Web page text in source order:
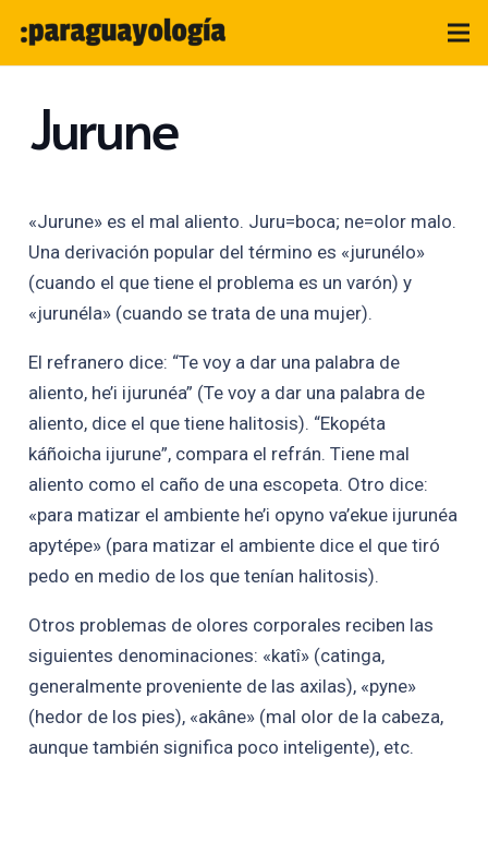
Jurune
«Jurune» es el mal aliento. Juru=boca; ne=olor malo.
Una derivación popular del término es «jurunélo»
(cuando el que tiene el problema es un varón) y
«jurunéla» (cuando se trata de una mujer).
El refranero dice: “Te voy a dar una palabra de
aliento, he’i ijurunéa” (Te voy a dar una palabra de
aliento, dice el que tiene halitosis). “Ekopéta
káñoicha ijurune”, compara el refrán. Tiene mal
aliento como el caño de una escopeta. Otro dice:
«para matizar el ambiente he’i opyno va’ekue ijurunéa
apytépe» (para matizar el ambiente dice el que tiró
pedo en medio de los que tenían halitosis).
Otros problemas de olores corporales reciben las
siguientes denominaciones: «katî» (catinga,
generalmente proveniente de las axilas), «pyne»
(hedor de los pies), «akâne» (mal olor de la cabeza,
aunque también significa poco inteligente), etc.